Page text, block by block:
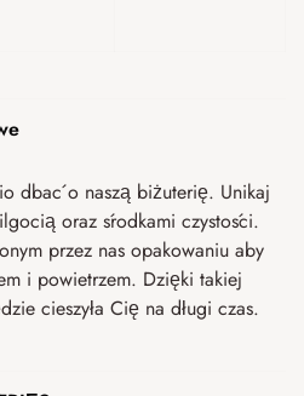
dbać o naszą biżuterię. Unikaj
oraz środkami czystości.
przez nas opakowaniu aby
i powietrzem. Dzięki takiej
cieszyła Cię na długi czas.